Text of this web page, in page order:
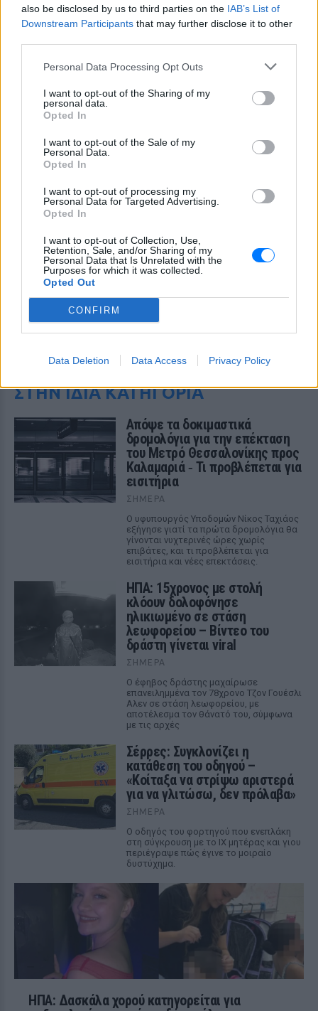
also be disclosed by us to third parties on the IAB’s List of
Downstream Participants that may further disclose it to other
Personal Data Processing Opt Outs
I want to opt-out of the Sharing of my
personal data.
Opted In
I want to opt-out of the Sale of my
Personal Data.
Opted In
I want to opt-out of processing my
Personal Data for Targeted Advertising.
Opted In
I want to opt-out of Collection, Use,
Retention, Sale, and/or Sharing of my
Personal Data that Is Unrelated with the
Purposes for which it was collected.
Opted Out
CONFIRM
Data Deletion Data Access Privacy Policy
ΔΙΑΦΗΜΙΣΗ
ΔΕΙΤΕ ΕΠΙΣΗΣ
ΣΤΗΝ ΙΔΙΑ ΚΑΤΗΓΟΡΙΑ
Απόψε τα δοκιμαστικά
δρομολόγια για την επέκταση
του Μετρό Θεσσαλονίκης προς
Καλαμαριά ‑ Τι προβλέπεται για
εισιτήρια
ΣΉΜΕΡΑ
Ο υφυπουργός Υποδομών Νίκος Ταχιάος
εξήγησε γιατί τα πρώτα δρομολόγια θα
γίνονται νυχτερινές ώρες χωρίς
επιβάτες, και τι προβλέπεται για
εισιτήρια και νέες επεκτάσεις.
ΗΠΑ: 15χρονος με στολή
κλόουν δολοφόνησε
ηλικιωμένο σε στάση
λεωφορείου – Βίντεο του
δράστη γίνεται viral
ΣΉΜΕΡΑ
Ο έφηβος δράστης μαχαίρωσε
επανειλημμένα τον 78χρονο Τζον Γουέσλι
Αλεν σε στάση λεωφορείου, με
αποτέλεσμα τον θάνατό του, σύμφωνα
με τις αρχές
Σέρρες: Συγκλονίζει η
κατάθεση του οδηγού –
«Κοίταξα να στρίψω αριστερά
για να γλιτώσω, δεν πρόλαβα»
ΣΉΜΕΡΑ
Ο οδηγός του φορτηγού που ενεπλάκη
στη σύγκρουση με το ΙΧ μητέρας και γιου
περιέγραψε πώς έγινε το μοιραίο
δυστύχημα.
ΗΠΑ: Δασκάλα χορού κατηγορείται για